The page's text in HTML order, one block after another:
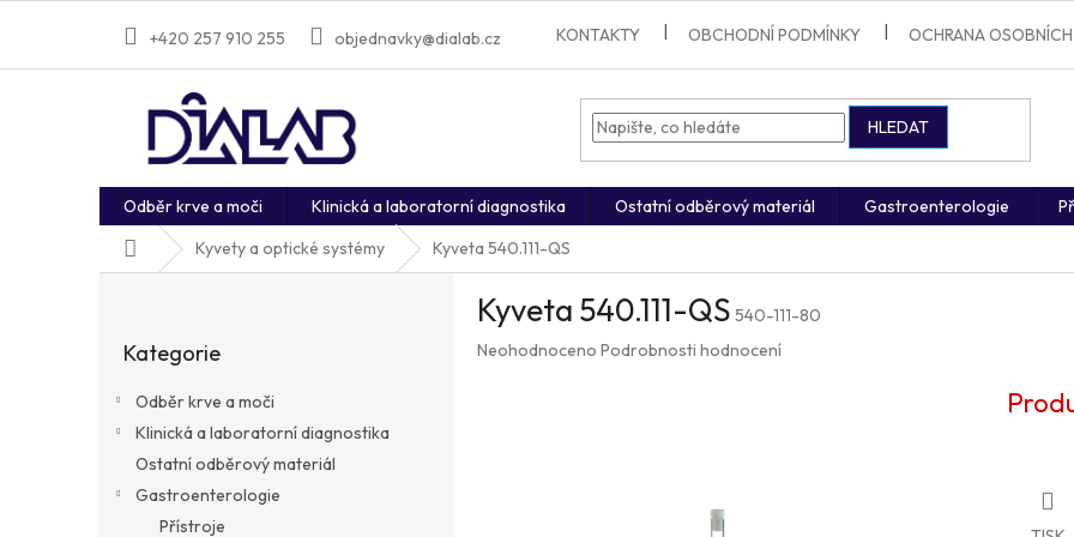
+420 257 910 255 objednavky@dialab.cz KONTAKTY OBCHODNÍ PODMÍNKY OCHRANA OSOBNÍCH
HLEDAT
Odběr krve a moči Klinická a laboratorní diagnostika Ostatní odběrový materiál Gastroenterologie
Domů Kyvety a optické systémy Kyveta 540.111-QS
kategorie
Kategorie
Odběr krve a moči
Klinická a laboratorní diagnostika
Ostatní odběrový materiál
Gastroenterologie
Přístroje
Kyveta 540.111-QS 540-111-80
Průměrné
Neohodnoceno Podrobnosti hodnocení